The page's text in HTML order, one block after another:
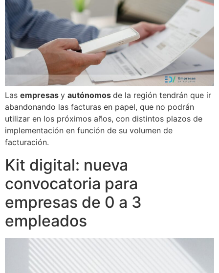
Las empresas y autónomos de la región tendrán que ir
abandonando las facturas en papel, que no podrán
utilizar en los próximos años, con distintos plazos de
implementación en función de su volumen de
facturación.
Kit digital: nueva
convocatoria para
empresas de 0 a 3
empleados